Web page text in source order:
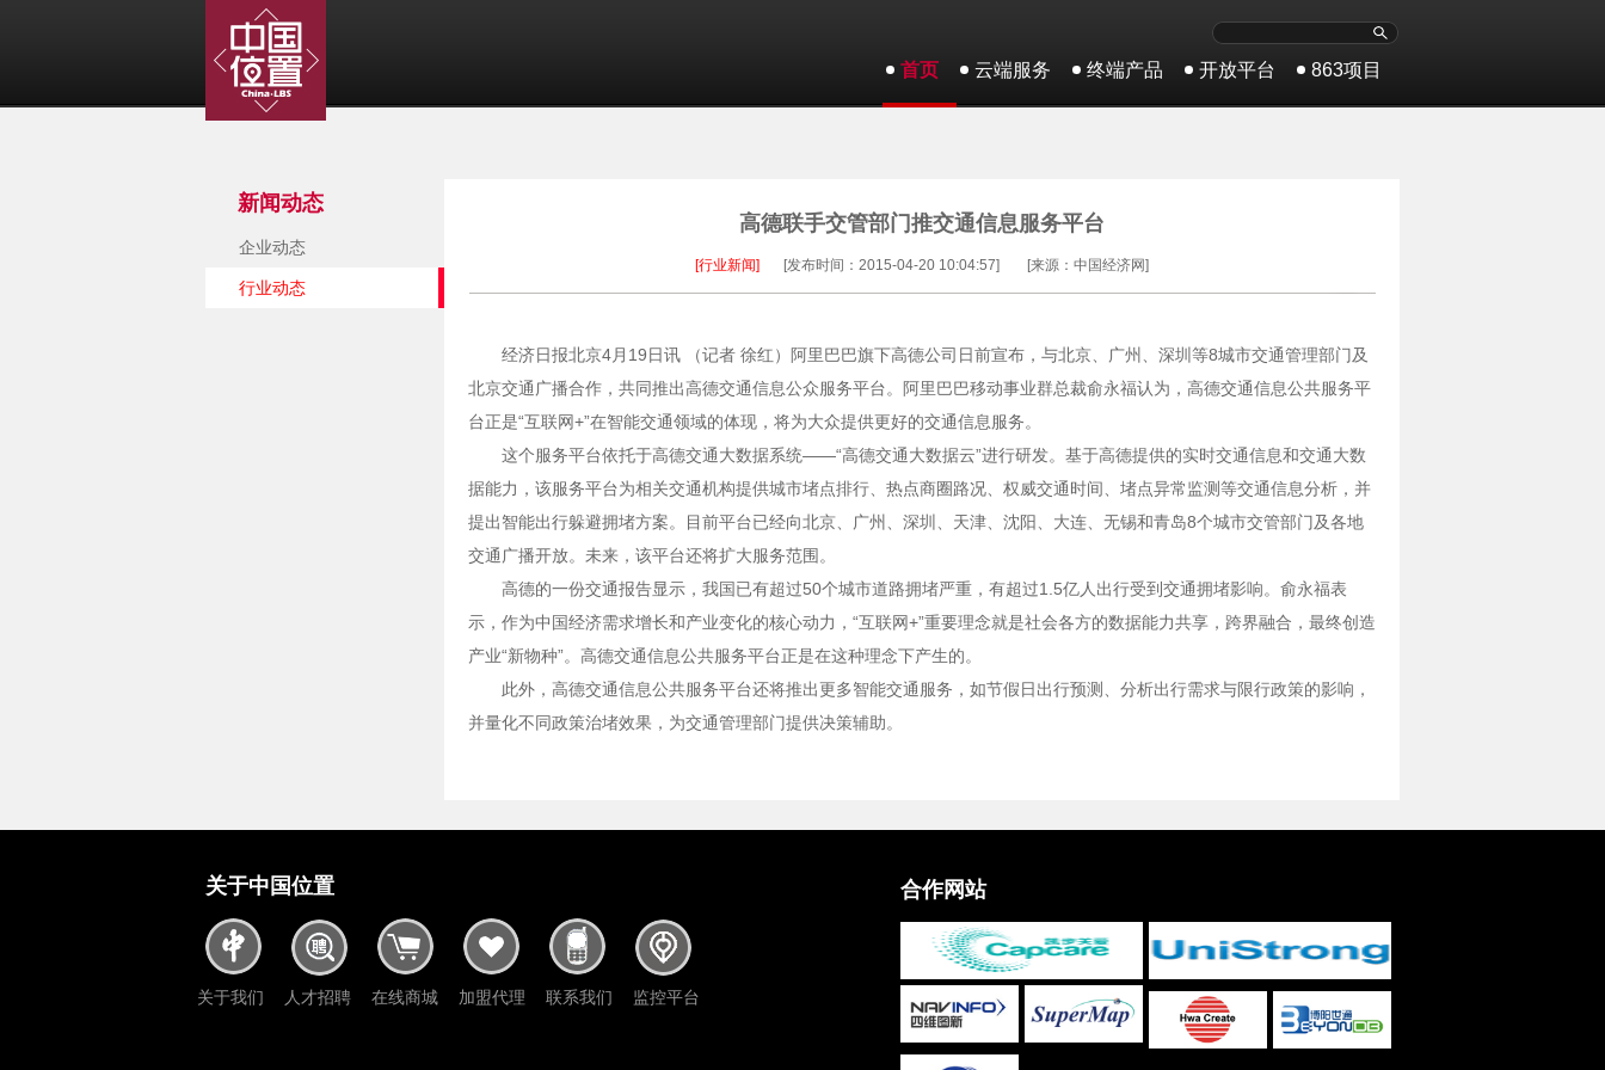
首页 云端服务 终端产品 开放平台 863项目
新闻动态
企业动态
行业动态
高德联手交管部门推交通信息服务平台
[行业新闻] [发布时间：2015-04-20 10:04:57] [来源：中国经济网]
经济日报北京4月19日讯 （记者 徐红）阿里巴巴旗下高德公司日前宣布，与北京、广州、深圳等8城市交通管理部门及
北京交通广播合作，共同推出高德交通信息公众服务平台。阿里巴巴移动事业群总裁俞永福认为，高德交通信息公共服务平
台正是“互联网+”在智能交通领域的体现，将为大众提供更好的交通信息服务。
这个服务平台依托于高德交通大数据系统——“高德交通大数据云”进行研发。基于高德提供的实时交通信息和交通大数
据能力，该服务平台为相关交通机构提供城市堵点排行、热点商圈路况、权威交通时间、堵点异常监测等交通信息分析，并
提出智能出行躲避拥堵方案。目前平台已经向北京、广州、深圳、天津、沈阳、大连、无锡和青岛8个城市交管部门及各地
交通广播开放。未来，该平台还将扩大服务范围。
高德的一份交通报告显示，我国已有超过50个城市道路拥堵严重，有超过1.5亿人出行受到交通拥堵影响。俞永福表
示，作为中国经济需求增长和产业变化的核心动力，“互联网+”重要理念就是社会各方的数据能力共享，跨界融合，最终创造
产业“新物种”。高德交通信息公共服务平台正是在这种理念下产生的。
此外，高德交通信息公共服务平台还将推出更多智能交通服务，如节假日出行预测、分析出行需求与限行政策的影响，
并量化不同政策治堵效果，为交通管理部门提供决策辅助。
关于中国位置
关于我们 人才招聘 在线商城 加盟代理 联系我们 监控平台
合作网站